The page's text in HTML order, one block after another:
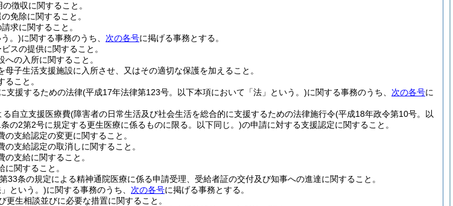
徴収に関すること。
免除に関すること。
求に関すること。
。)に関する事務のうち、 次の各号に掲げる事務とする。
スの提供に関すること。
の入所に関すること。
子生活支援施設に入所させ、又はその適切な保護を加えること。
こと。
支援するための法律(平成17年法律第123号。以下本項において「法」という。)に関する事務のうち、 次の各号に
自立支援医療費(障害者の日常生活及び社会生活を総合的に支援するための法律施行令(平成18年政令第10号。以
の2第2号に規定する更生医療に係るものに限る。以下同じ。)の申請に対する支援認定に関すること。
支給認定の変更に関すること。
支給認定の取消しに関すること。
支給に関すること。
関すること。
33条の規定による精神通院医療に係る申請受理、受給者証の交付及び知事への進達に関すること。
という。)に関する事務のうち、 次の各号に掲げる事務とする。
生相談並びに必要な措置に関すること。